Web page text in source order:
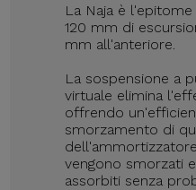
La Naja è
120 mm di
mm all'anteriore.
La sospensione a
virtuale elimina
offrendo
smorzamento di
vengono smorzati
assorbiti senza